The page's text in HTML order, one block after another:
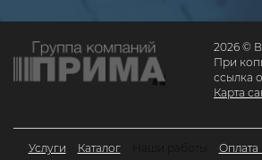
2026 ©
При
ссылка
Карта
Услуги Каталог Оплата